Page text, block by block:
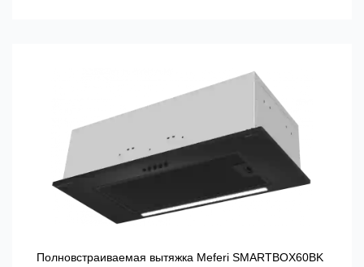
Полновстраиваемая вытяжка Meferi SMARTBOX60BK